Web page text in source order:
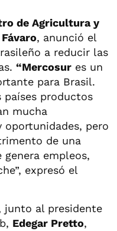
de Agricultura y
, anunció el
a reducir las
“Mercosur es un
para Brasil.
países productos
mucha
oportunidades, pero
de una
empleos,
expresó el
junto al presidente
Edegar Pretto,